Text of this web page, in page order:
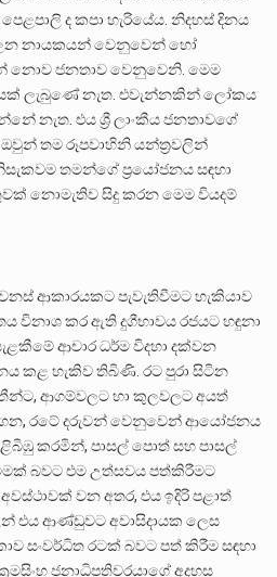
ද කපා හැරියේය. නිදහස් දිනය
නායකයන් වෙනුවෙන් හෝ
නොව ජනතාව වෙනුවෙනි. මෙම
ලැබුණේ නැත. එවැන්නකින් ලෝකය
නැත. එය ශ්‍රී ලාංකීය ජනතාවගේ
තම රූපවාහිනි යන්ත්‍රවලින්
තමන්ගේ ප්‍රයෝජනය සඳහා
නොමැතිව සිදු කරන මෙම වියදම්
ආකාරයකට පැවැතිවීමට හැකියාව
විනාශ කර ඇති දුගීභාවය රජයට හඳුනා
ආචාර ධර්ම විදහා දක්වන
කළ හැකිව තිබිණි. රට පුරා සිටින
ආගම්වලට හා කුලවලට අයත්
රටේ දරුවන් වෙනුවෙන් ආයෝජනය
කරමින්, පාසල් පොත් සහ පාසල්
බවට එම උත්සවය පත්කිරීමට
වන අතර, එය ඉදිරි පළාත්
එය ආණ්ඩුවට අවාසිදායක ලෙස
සංවර්ධිත රටක් බවට පත් කිරීම සඳහා
ජනාධිපතිවරයාගේ අදහස